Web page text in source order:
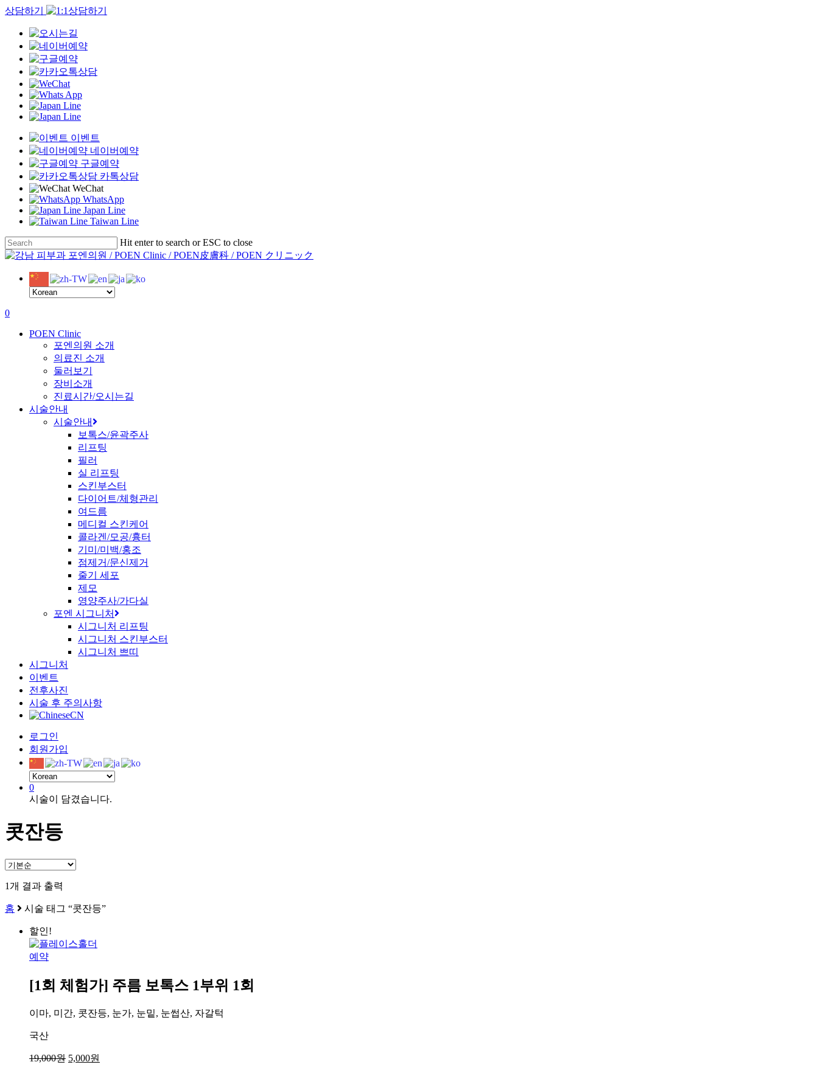
상담하기
이벤트
네이버예약
구글예약
카톡상담
WeChat
WhatsApp
Japan Line
Taiwan Line
Skip
to
main
content
Hit enter to search or ESC to close
Close
0
POEN Clinic
포엔의원 소개
의료진 소개
둘러보기
장비소개
진료시간/오시는길
시술안내
시술안내
보톡스/윤곽주사
리프팅
필러
실 리프팅
스킨부스터
다이어트/체형관리
여드름
메디컬 스킨케어
콜라겐/모공/흉터
기미/미백/홍조
점제거/문신제거
줄기 세포
제모
영양주사/가다실
포엔 시그니처
시그니처 리프팅
시그니처 스킨부스터
시그니처 쁘띠
시그니처
이벤트
전후사진
시술 후 주의사항
CN
로그인
회원가입
0
시술이 담겼습니다.
콧잔등
1개 결과 출력
홈 시술 태그 “콧잔등”
할인!
예약
[1회 체험가] 주름 보톡스 1부위 1회
이마, 미간, 콧잔등, 눈가, 눈밑, 눈썹산, 자갈턱
국산
19,000원 원
5,000원